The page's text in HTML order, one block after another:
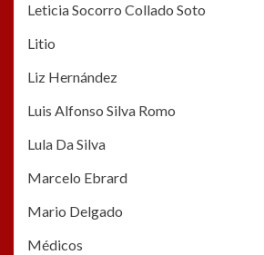
Leticia Socorro Collado Soto
Litio
Liz Hernández
Luis Alfonso Silva Romo
Lula Da Silva
Marcelo Ebrard
Mario Delgado
Médicos